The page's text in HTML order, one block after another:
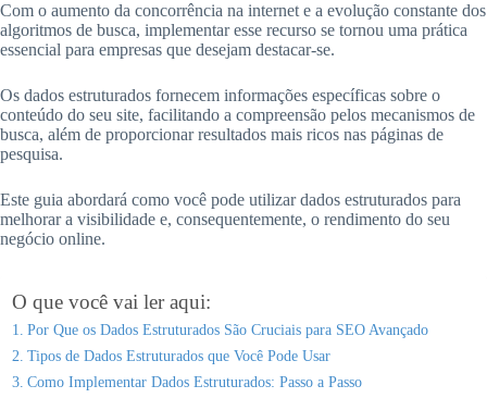
Com o aumento da concorrência na internet e a evolução constante dos
algoritmos de busca, implementar esse recurso se tornou uma prática
essencial para empresas que desejam destacar-se.
Os dados estruturados fornecem informações específicas sobre o
conteúdo do seu site, facilitando a compreensão pelos mecanismos de
busca, além de proporcionar resultados mais ricos nas páginas de
pesquisa.
Este guia abordará como você pode utilizar dados estruturados para
melhorar a visibilidade e, consequentemente, o rendimento do seu
negócio online.
O que você vai ler aqui:
Por Que os Dados Estruturados São Cruciais para SEO Avançado
Tipos de Dados Estruturados que Você Pode Usar
Como Implementar Dados Estruturados: Passo a Passo